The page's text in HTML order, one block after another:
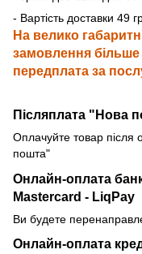
- Вартість доставки 49
На велико
замовлення
передплата за
Післяплата "Нова
Оплачуйте товар після
пошта"
Онлайн-оплата
Mastercard - LiqPay
Ви будете
Онлайн-оплата